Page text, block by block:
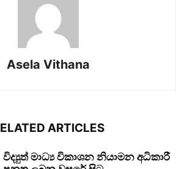
Asela Vithana
ARTICLES
විද්‍යුත් මාධ්‍ය විකාශන නියාමන අධිකාරී